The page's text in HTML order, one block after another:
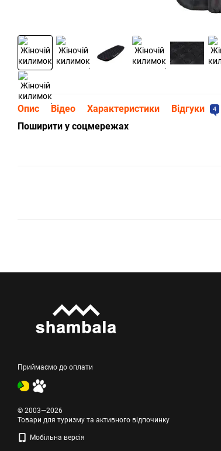
Опис Відео Характеристики Відгуки 4
Поширити у соцмережах
Приймаємо до оплати
© 2003—2026
Товари для туризму та активного відпочинку
Мобільна версія